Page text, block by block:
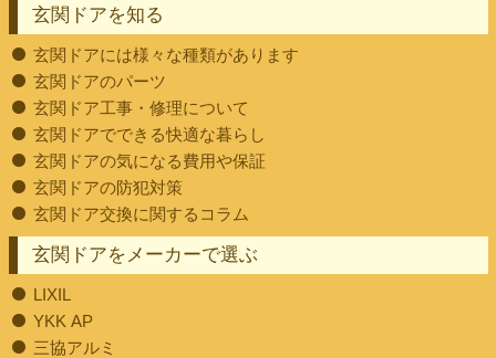
玄関ドアを知る
玄関ドアには様々な種類があります
玄関ドアのパーツ
玄関ドア工事・修理について
玄関ドアでできる快適な暮らし
玄関ドアの気になる費用や保証
玄関ドアの防犯対策
玄関ドア交換に関するコラム
玄関ドアをメーカーで選ぶ
LIXIL
YKK AP
三協アルミ